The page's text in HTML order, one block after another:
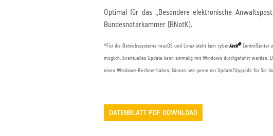
Optimal für das „Besondere elektronische
Bundesnotarkammer (BNotK).
*Für die Betriebssysteme macOS und Linux steht kein cyberJack®
möglich. Eventuelles Update kann einmalig mit Windows durchgeführt werden.
einen Windows-Rechner haben, können wir gerne ein Update/Upgrade für Sie
DATENBLATT PDF DOWNLOAD